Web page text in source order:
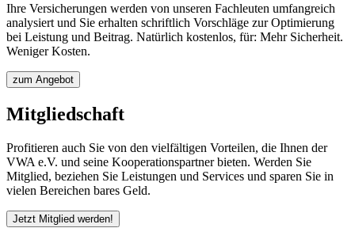
Ihre Versicherungen werden von unseren Fachleuten umfangreich
analysiert und Sie erhalten schriftlich Vorschläge zur Optimierung
bei Leistung und Beitrag. Natürlich kostenlos, für: Mehr Sicherheit.
Weniger Kosten.
zum Angebot
Mitgliedschaft
Profitieren auch Sie von den vielfältigen Vorteilen, die Ihnen der
VWA e.V. und seine Kooperationspartner bieten. Werden Sie
Mitglied, beziehen Sie Leistungen und Services und sparen Sie in
vielen Bereichen bares Geld.
Jetzt Mitglied werden!